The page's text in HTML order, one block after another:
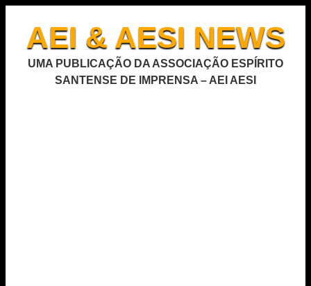
AEI & AESI NEWS
UMA PUBLICAÇÃO DA ASSOCIAÇÃO ESPÍRITO
SANTENSE DE IMPRENSA – AEI AESI